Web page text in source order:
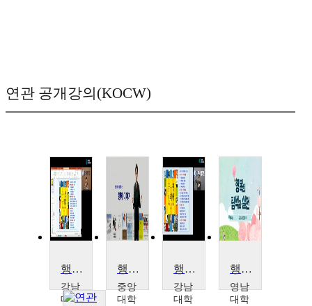
연관 공개강의(KOCW)
행복심리학
강남
대학
행복의 철학
중앙
대학
행복심리학
강남
대학
행복의탐색과실천
영남
대학